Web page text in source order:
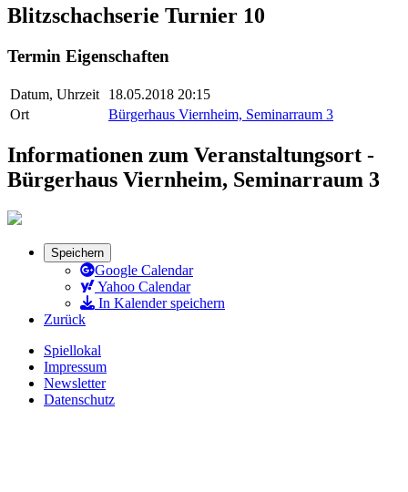
Blitzschachserie Turnier 10
Termin Eigenschaften
Datum, Uhrzeit
18.05.2018 20:15
Ort
Bürgerhaus Viernheim, Seminarraum 3
Informationen zum Veranstaltungsort -
Bürgerhaus Viernheim, Seminarraum 3
Speichern
Google Calendar
Yahoo Calendar
In Kalender speichern
Zurück
Spiellokal
Impressum
Newsletter
Datenschutz